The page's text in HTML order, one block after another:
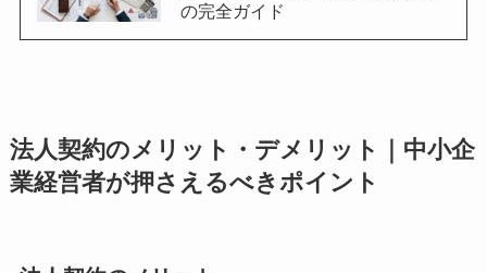
の完全ガイド
法人契約のメリット・デメリット｜中小企
業経営者が押さえるべきポイント